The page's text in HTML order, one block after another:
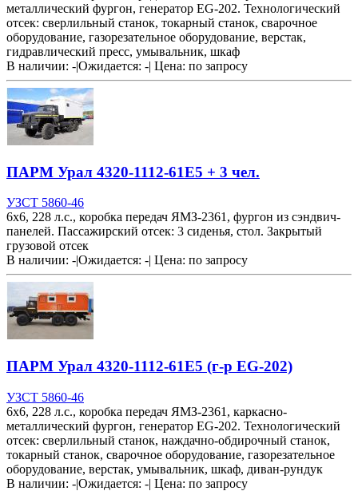
металлический фургон, генератор EG-202. Технологический
отсек: сверлильный станок, токарный станок, сварочное
оборудование, газорезательное оборудование, верстак,
гидравлический пресс, умывальник, шкаф
В наличии: -|Ожидается: -| Цена: по запросу
ПАРМ Урал 4320-1112-61Е5 + 3 чел.
УЗСТ 5860-46
6х6, 228 л.с., коробка передач ЯМЗ-2361, фургон из сэндвич-
панелей. Пассажирский отсек: 3 сиденья, стол. Закрытый
грузовой отсек
В наличии: -|Ожидается: -| Цена: по запросу
ПАРМ Урал 4320-1112-61Е5 (г-р EG-202)
УЗСТ 5860-46
6х6, 228 л.с., коробка передач ЯМЗ-2361, каркасно-
металлический фургон, генератор EG-202. Технологический
отсек: сверлильный станок, наждачно-обдирочный станок,
токарный станок, сварочное оборудование, газорезательное
оборудование, верстак, умывальник, шкаф, диван-рундук
В наличии: -|Ожидается: -| Цена: по запросу